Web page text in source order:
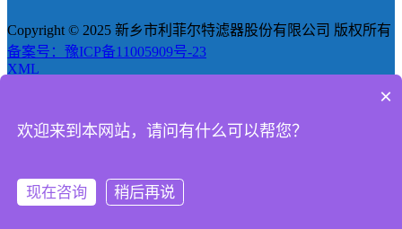
Copyright © 2025 新乡市利菲尔特滤器股份有限公司 版权所有
备案号：豫ICP备11005909号-23
XML
产品
新闻
×
欢迎来到本网站，请问有什么可以帮您？
现在咨询 稍后再说